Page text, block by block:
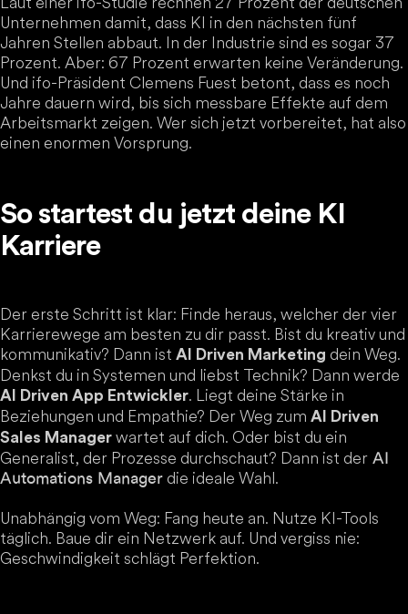
Unternehmen damit, dass KI in den nächsten fünf
Jahren Stellen abbaut. In der Industrie sind es sogar 37
Prozent. Aber: 67 Prozent erwarten keine Veränderung.
Und ifo-Präsident Clemens Fuest betont, dass es noch
Jahre dauern wird, bis sich messbare Effekte auf dem
Arbeitsmarkt zeigen. Wer sich jetzt vorbereitet, hat also
einen enormen Vorsprung.
So startest du jetzt deine KI
Karriere
Der erste Schritt ist klar: Finde heraus, welcher der vier
Karrierewege am besten zu dir passt. Bist du kreativ und
kommunikativ? Dann ist AI Driven Marketing dein Weg.
Denkst du in Systemen und liebst Technik? Dann werde
AI Driven App Entwickler. Liegt deine Stärke in
Beziehungen und Empathie? Der Weg zum AI Driven
Sales Manager wartet auf dich. Oder bist du ein
Generalist, der Prozesse durchschaut? Dann ist der AI
Automations Manager die ideale Wahl.
Unabhängig vom Weg: Fang heute an. Nutze KI-Tools
täglich. Baue dir ein Netzwerk auf. Und vergiss nie:
Geschwindigkeit schlägt Perfektion.